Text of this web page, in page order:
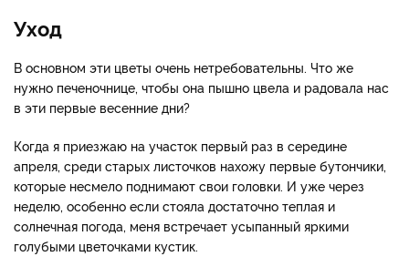
Уход
В основном эти цветы очень нетребовательны. Что же
нужно печеночнице, чтобы она пышно цвела и радовала нас
в эти первые весенние дни?
Когда я приезжаю на участок первый раз в середине
апреля, среди старых листочков нахожу первые бутончики,
которые несмело поднимают свои головки. И уже через
неделю, особенно если стояла достаточно теплая и
солнечная погода, меня встречает усыпанный яркими
голубыми цветочками кустик.